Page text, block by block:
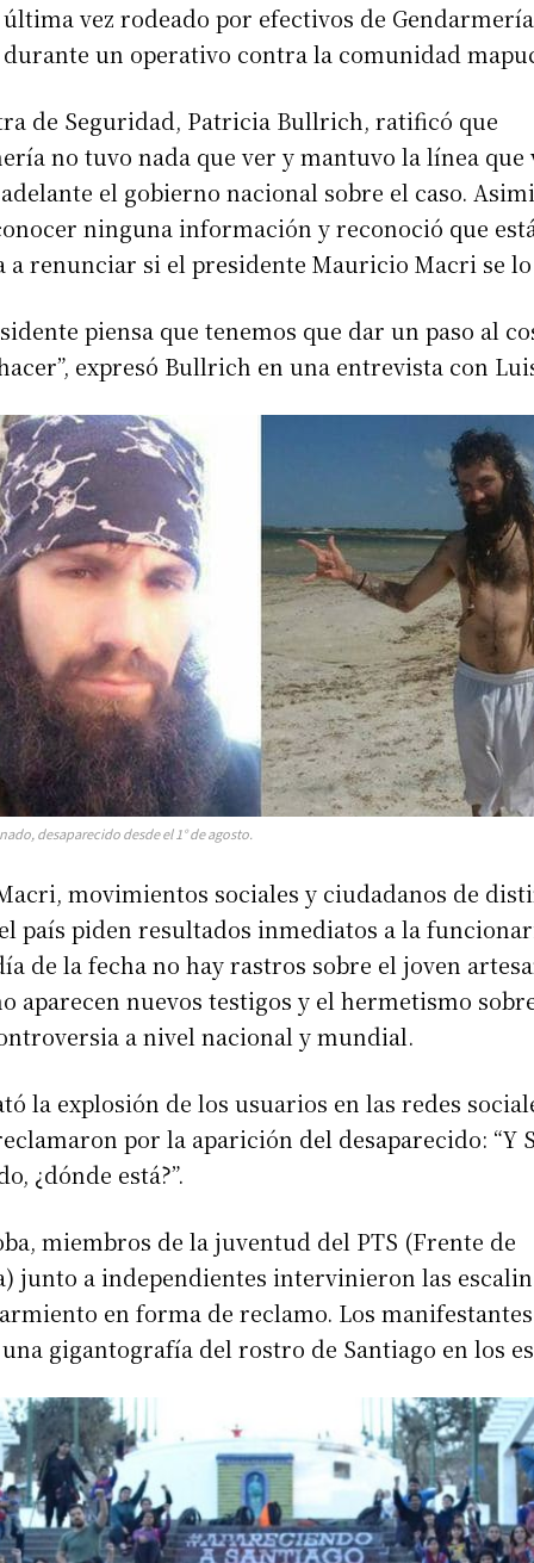
vez rodeado por efectivos de Gendarmería
un operativo contra la comunidad
de Seguridad, Patricia Bullrich, ratificó que
no tuvo nada que ver y mantuvo la línea que
el gobierno nacional sobre el caso.
ninguna información y reconoció que
a renunciar si el presidente Mauricio Macri se
piensa que tenemos que dar un paso al
expresó Bullrich en una entrevista con
desaparecido desde el 1° de agosto.
movimientos sociales y ciudadanos de
país piden resultados inmediatos a la
de la fecha no hay rastros sobre el joven
aparecen nuevos testigos y el hermetismo
a nivel nacional y mundial.
la explosión de los usuarios en las redes
por la aparición del desaparecido: “Y
¿dónde está?”.
miembros de la juventud del PTS (Frente de
junto a independientes intervinieron las
en forma de reclamo. Los manifestantes
gigantografía del rostro de Santiago en los